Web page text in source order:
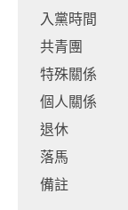
入黨時間
共青團
特殊關係
個人關係
退休
落馬
備註